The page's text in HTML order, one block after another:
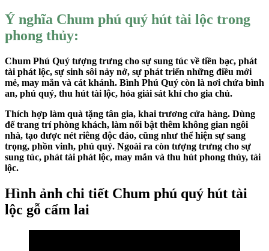
Ý nghĩa Chum phú quý hút tài lộc trong
phong thủy:
Chum Phú Quý tượng trưng cho sự sung túc về tiền bạc, phát
tài phát lộc, sự sinh sôi nảy nở, sự phát triển những điều mới
mẻ, may mắn và cát khánh. Bình Phú Quý còn là nơi chứa bình
an, phú quý, thu hút tài lộc, hóa giải sát khí cho gia chủ.
Thích hợp làm quà tặng tân gia, khai trương cửa hàng. Dùng
để trang trí phòng khách, làm nổi bật thêm không gian ngôi
nhà, tạo được nét riêng độc đáo, cũng như thể hiện sự sang
trọng, phồn vinh, phú quý. Ngoài ra còn tượng trưng cho sự
sung túc, phát tài phát lộc, may mắn và thu hút phong thủy, tài
lộc.
Hình ảnh chi tiết Chum phú quý hút tài
lộc gỗ cẩm lai